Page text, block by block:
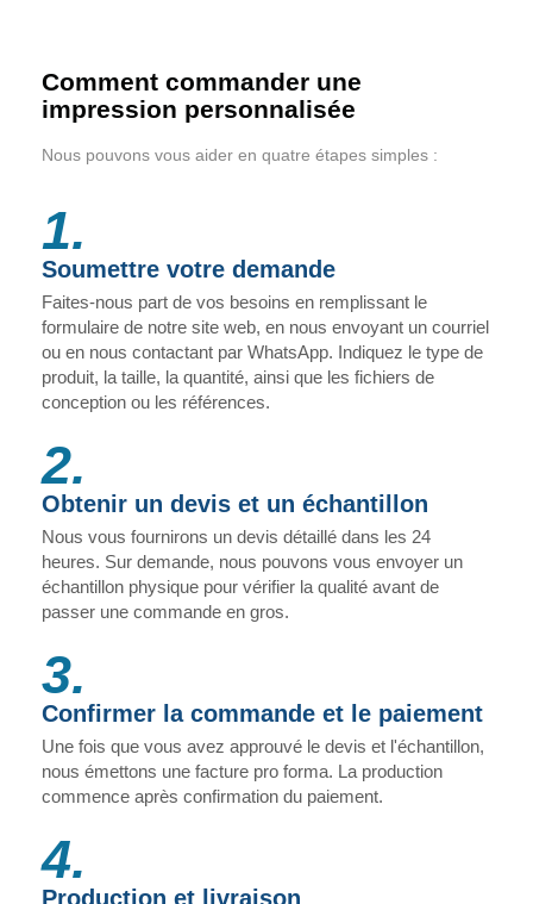
Comment commander une
impression personnalisée
Nous pouvons vous aider en quatre étapes simples :
1.
Soumettre votre demande
Faites-nous part de vos besoins en remplissant le
formulaire de notre site web, en nous envoyant un courriel
ou en nous contactant par WhatsApp. Indiquez le type de
produit, la taille, la quantité, ainsi que les fichiers de
conception ou les références.
2.
Obtenir un devis et un échantillon
Nous vous fournirons un devis détaillé dans les 24
heures. Sur demande, nous pouvons vous envoyer un
échantillon physique pour vérifier la qualité avant de
passer une commande en gros.
3.
Confirmer la commande et le paiement
Une fois que vous avez approuvé le devis et l'échantillon,
nous émettons une facture pro forma. La production
commence après confirmation du paiement.
4.
Production et livraison